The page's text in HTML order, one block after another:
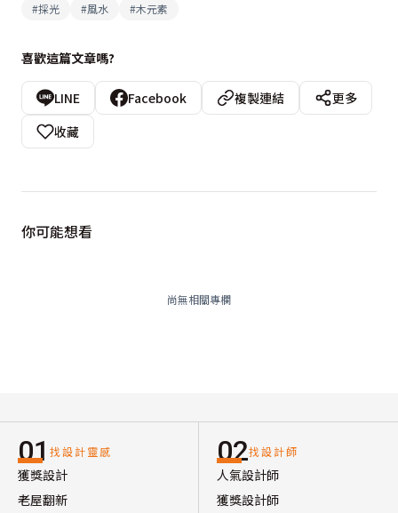
#採光 #風水 #木元素
喜歡這篇文章嗎?
LINE Facebook 複製連結
更多
收藏
你可能想看
尚無相關專欄
01 找設計靈感
獲獎設計
老屋翻新
02找設計師
人氣設計師
獲獎設計師